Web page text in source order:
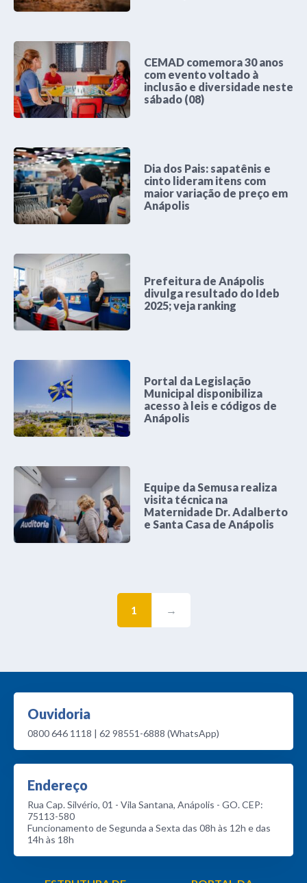
CEMAD comemora 30 anos
com evento voltado à
inclusão e diversidade neste
sábado (08)
Dia dos Pais: sapatênis e
cinto lideram itens com
maior variação de preço em
Anápolis
Prefeitura de Anápolis
divulga resultado do Ideb
2025; veja ranking
Portal da Legislação
Municipal disponibiliza
acesso à leis e códigos de
Anápolis
Equipe da Semusa realiza
visita técnica na
Maternidade Dr. Adalberto
e Santa Casa de Anápolis
1 →
Ouvidoria
0800 646 1118 | 62 98551-6888 (WhatsApp)
Endereço
Rua Cap. Silvério, 01 - Vila Santana, Anápolis - GO. CEP:
75113-580
Funcionamento de Segunda a Sexta das 08h às 12h e das
14h às 18h